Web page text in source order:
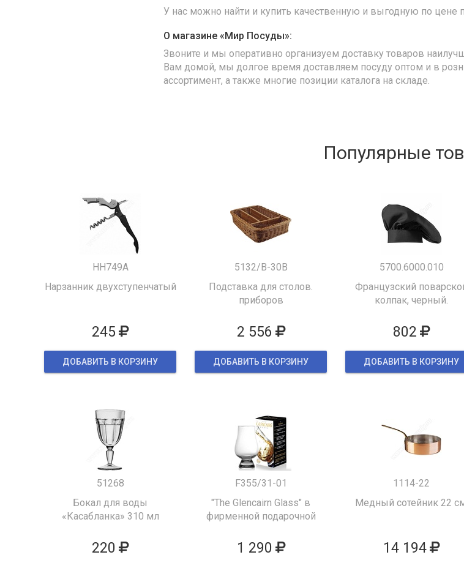
У нас можно найти и купить качественную и выгодную по цене
О магазине «Мир Посуды»:
Звоните и мы оперативно организуем доставку товаров
Вам домой, мы долгое время доставляем посуду оптом и в
ассортимент, а также многие позиции каталога на складе.
Популярные
HH749A
Нарзанник двухступенчатый
245
ДОБАВИТЬ В КОРЗИНУ
5132/B-30B
Подставка для столов.
приборов
2 556
ДОБАВИТЬ В КОРЗИНУ
5700.6000.010
Французский
колпак, черный.
802
ДОБАВИТЬ В КОРЗИНУ
51268
Бокал для воды
«Касабланка» 310 мл
220
F355/31-01
"The Glencairn Glass" в
фирменной подарочной
1 290
1114-22
Медный сотейник 22
14 194